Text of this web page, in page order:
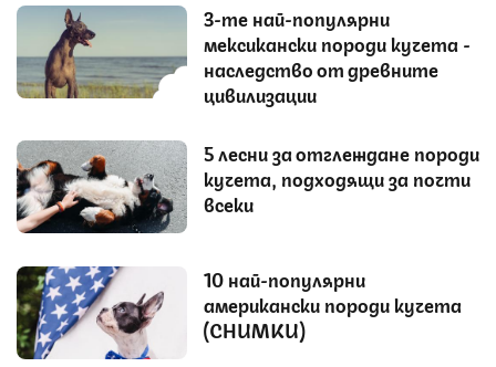
3-те най-популярни
мексикански породи кучета -
наследство от древните
цивилизации
5 лесни за отглеждане породи
кучета, подходящи за почти
всеки
10 най-популярни
американски породи кучета
(СНИМКИ)